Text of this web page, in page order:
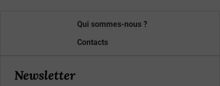
Qui sommes-nous ?
Contacts
Newsletter